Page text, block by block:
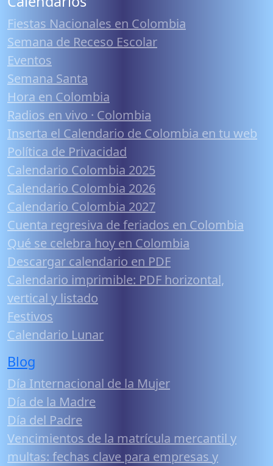
Fiestas Nacionales en Colombia
Semana de Receso Escolar
Eventos
Semana Santa
Hora en Colombia
Radios en vivo · Colombia
Inserta el Calendario de Colombia en tu web
Política de Privacidad
Calendario Colombia 2025
Calendario Colombia 2026
Calendario Colombia 2027
Cuenta regresiva de feriados en Colombia
Qué se celebra hoy en Colombia
Descargar calendario en PDF
Calendario imprimible: PDF horizontal,
vertical y listado
Festivos
Calendario Lunar
Blog
Día Internacional de la Mujer
Día de la Madre
Día del Padre
Vencimientos de la matrícula mercantil y
multas: fechas clave para empresas y